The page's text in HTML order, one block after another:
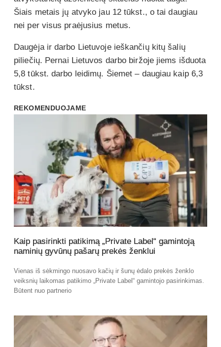
Šiais metais jų atvyko jau 12 tūkst., o tai daugiau
nei per visus praėjusius metus.
Daugėja ir darbo Lietuvoje ieškančių kitų šalių
piliečių. Pernai Lietuvos darbo biržoje jiems išduota
5,8 tūkst. darbo leidimų. Šiemet – daugiau kaip 6,3
tūkst.
REKOMENDUOJAME
Kaip pasirinkti patikimą „Private Label“ gamintoją
naminių gyvūnų pašarų prekės ženklui
Vienas iš sėkmingo nuosavo kačių ir šunų ėdalo prekės ženklo
veiksnių laikomas patikimo „Private Label“ gamintojo pasirinkimas.
Būtent nuo partnerio